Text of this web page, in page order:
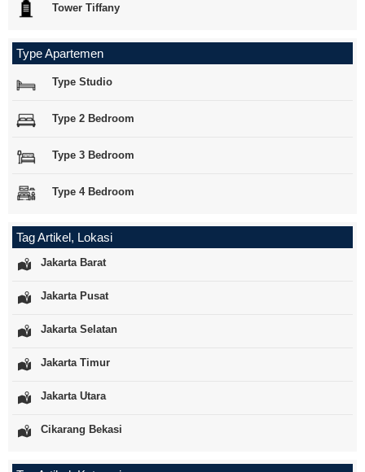
Tower Tiffany
Type Apartemen
Type Studio
Type 2 Bedroom
Type 3 Bedroom
Type 4 Bedroom
Tag Artikel, Lokasi
Jakarta Barat
Jakarta Pusat
Jakarta Selatan
Jakarta Timur
Jakarta Utara
Cikarang Bekasi